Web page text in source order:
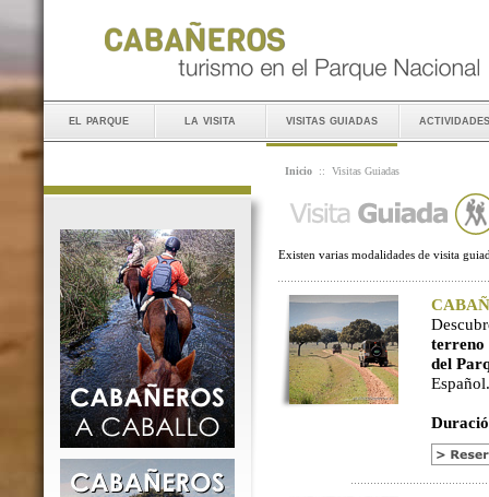
el parque la visita visitas guiadas actividades
Inicio :: Visitas Guiadas
Existen varias modalidades de visita
terreno
del
Español.